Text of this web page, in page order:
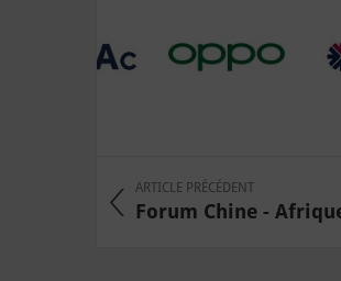
ARTICLE PRÉCÉDENT
Forum Chine -